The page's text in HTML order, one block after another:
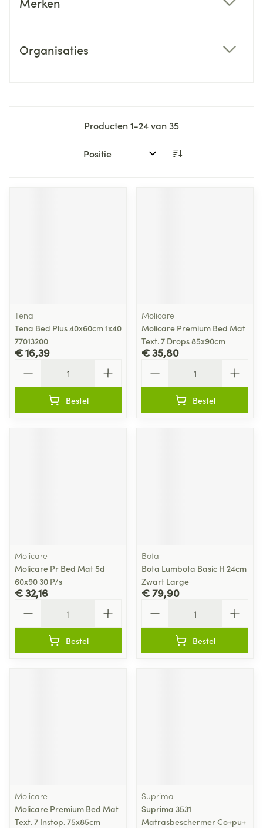
Organisaties
Producten1-24van35
Sorteer op:
Tena
Tena Bed Plus 40x60cm 1x40
77013200
€ 16,39
Bestel
Molicare
Molicare Premium Bed Mat
Text. 7 Drops 85x90cm
€ 35,80
Bestel
Molicare
Molicare Pr Bed Mat 5d
60x90 30 P/s
€ 32,16
Bestel
Bota
Bota Lumbota Basic H 24cm
Zwart Large
€ 79,90
Bestel
Molicare
Molicare Premium Bed Mat
Text. 7 Instop. 75x85cm
Suprima
Suprima 3531
Matrasbeschermer Co+pu+